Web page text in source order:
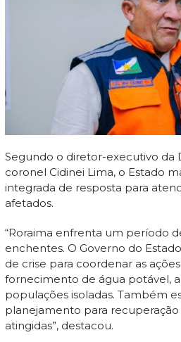
Segundo o diretor-executivo da
coronel Cidinei Lima, o Estado
integrada de resposta para
afetados.
“Roraima enfrenta um período
enchentes. O Governo do
de crise para coordenar as
fornecimento de água potável,
populações isoladas. Também
planejamento para
atingidas”, destacou.